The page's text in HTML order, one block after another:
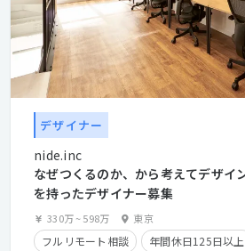
デザイナー
nide.inc
なぜつくるのか、から考えてデザイ
を持ったデザイナー募集
330万~598万 東京
フルリモート相談 年間休日125日以上